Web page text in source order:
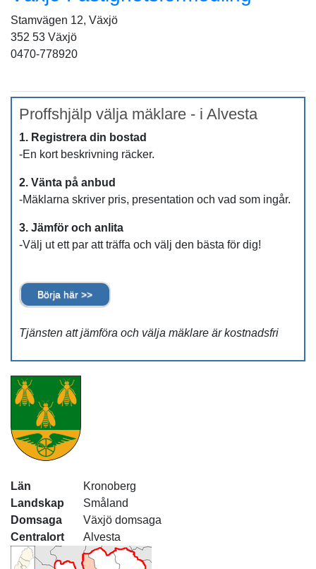
Stamvägen 12, Växjö
352 53 Växjö
0470-778920
Proffshjälp välja mäklare - i Alvesta
1. Registrera din bostad
-En kort beskrivning räcker.
2. Vänta på anbud
-Mäklarna skriver pris, presentation och vad som ingår.
3. Jämför och anlita
-Välj ut ett par att träffa och välj den bästa för dig!
Börja här >>
Tjänsten att jämföra och välja mäklare är kostnadsfri
Län
Kronoberg
Landskap
Småland
Domsaga
Växjö domsaga
Centralort
Alvesta